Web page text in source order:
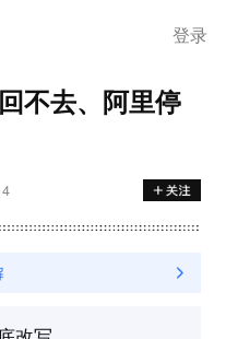
登录
不去、阿里停